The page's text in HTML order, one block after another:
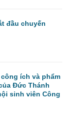
đầu chuyến
ích và phẩm
Đức Thánh
sinh viên Công